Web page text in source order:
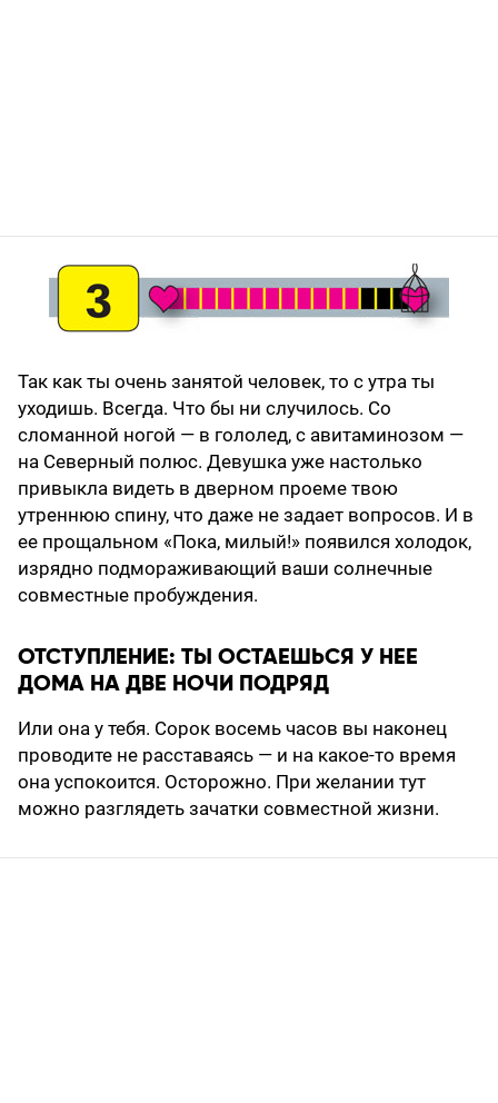
Так как ты очень занятой человек, то с утра ты
уходишь. Всегда. Что бы ни случилось. Со
сломанной ногой — в гололед, с авитаминозом —
на Северный полюс. Девушка уже настолько
привыкла видеть в дверном проеме твою
утреннюю спину, что даже не задает вопросов. И в
ее прощальном «Пока, милый!» появился холодок,
изрядно подмораживающий ваши солнечные
совместные пробуждения.
ОТСТУПЛЕНИЕ: ТЫ ОСТАЕШЬСЯ У НЕЕ
ДОМА НА ДВЕ НОЧИ ПОДРЯД
Или она у тебя. Сорок восемь часов вы наконец
проводите не расставаясь — и на какое-то время
она успокоится. Осторожно. При желании тут
можно разглядеть зачатки совместной жизни.